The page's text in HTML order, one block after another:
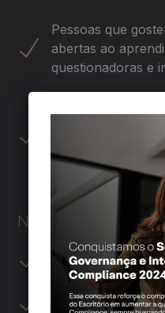
Pessoas que
abertas ao
questionadoras e
Aqui você
cultura
oportunidade de
carreira.
NOSSOS VALORES
Ética acima de
Franqueza entre